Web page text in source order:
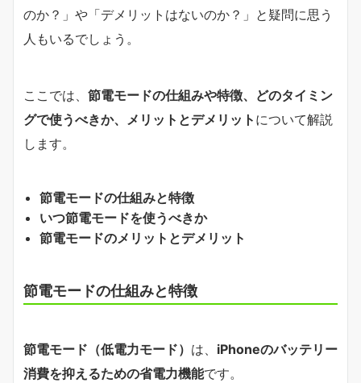
のか？」や「デメリットはないのか？」と疑問に思う
人もいるでしょう。
ここでは、 節電モードの仕組みや特徴、どのタイミン
グで使うべきか、メリットとデメリット について解説
します。
節電モードの仕組みと特徴
いつ節電モードを使うべきか
節電モードのメリットとデメリット
節電モードの仕組みと特徴
節電モード（低電力モード） は、 iPhoneのバッテリー
消費を抑えるための省電力機能です。